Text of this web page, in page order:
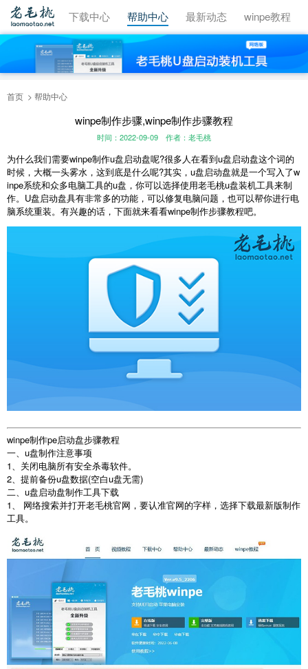
视频教程 下载中心 帮助中心 最新动态 winpe教程
首页 帮助中心
winpe制作步骤,winpe制作步骤教程
时间：2022-09-09 作者：老毛桃
为什么我们需要winpe制作u盘启动盘呢?很多人在看到u盘启动盘这个词的
时候，大概一头雾水，这到底是什么呢?其实，u盘启动盘就是一个写入了w
inpe系统和众多电脑工具的u盘，你可以选择使用老毛桃u盘装机工具来制
作。U盘启动盘具有非常多的功能，可以修复电脑问题，也可以帮你进行电
脑系统重装。有兴趣的话，下面就来看看winpe制作步骤教程吧。
winpe制作pe启动盘步骤教程
一、u盘制作注意事项
1、关闭电脑所有安全杀毒软件。
2、提前备份u盘数据(空白u盘无需)
二、u盘启动盘制作工具下载
1、 网络搜索并打开老毛桃官网，要认准官网的字样，选择下载最新版制作
工具。